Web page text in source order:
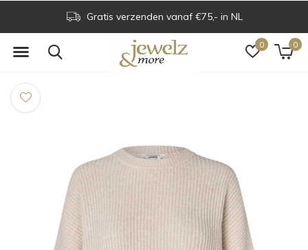
0 0
Gratis verzenden vanaf €75,- in NL